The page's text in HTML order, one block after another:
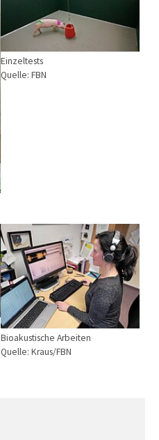
Einzeltests
Quelle: FBN
Show larger version
Bioakustische Arbeiten
Quelle: Kraus/FBN